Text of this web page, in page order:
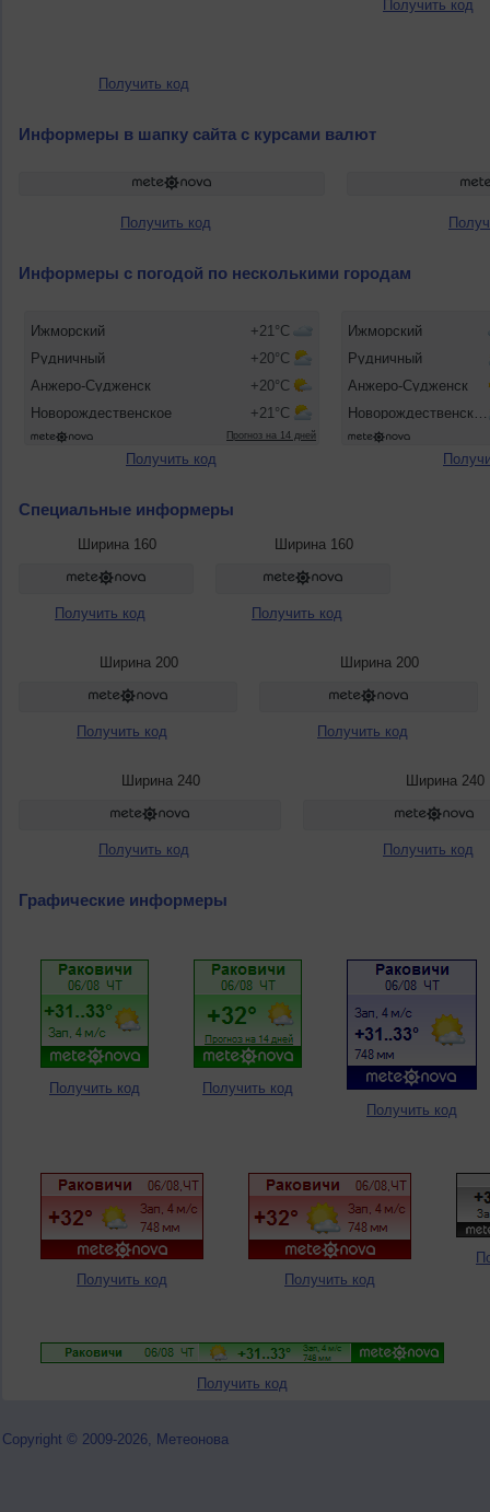
Получить код
Получить код
Информеры в шапку сайта с курсами валют
Получить код
Информеры с погодой по несколькими городам
Получить код
Специальные информеры
Ширина 160
Получить код
Ширина 160
Получить код
Ширина 200
Получить код
Ширина 200
Получить код
Ширина 240
Получить код
Ширина 240
Получить код
Графические информеры
Получить код
Получить код
Получить код
Получить код Получить код
Получить код
Copyright © 2009-2026, Метеонова